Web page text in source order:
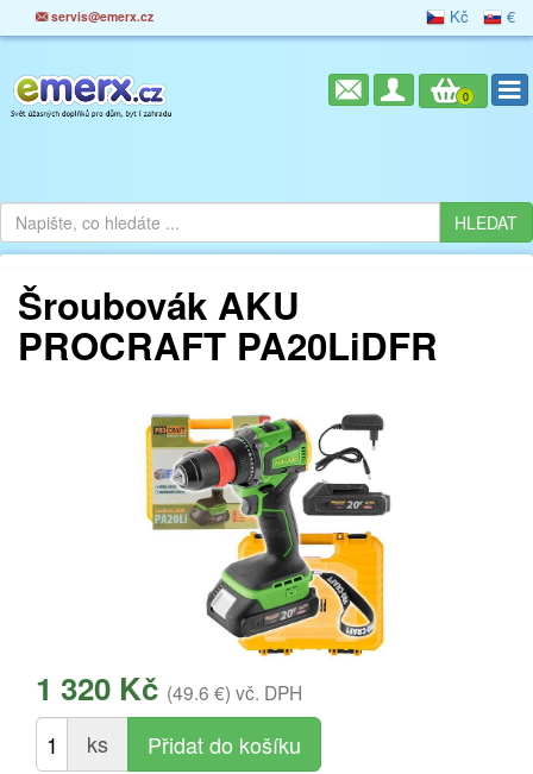
servis@emerx.cz Kč €
0
Šroubovák AKU
PROCRAFT PA20LiDFR
1 320 Kč (49.6 €) vč. DPH
ks